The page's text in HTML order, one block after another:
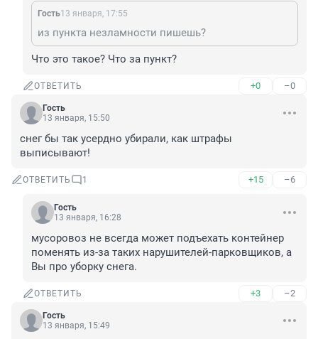
Гость13 января, 17:55
из пункта незламности пишешь?
Что это такое? Что за пункт?
ОТВЕТИТЬ +0 –0
Гость
13 января, 15:50
снег бы так усердно убирали, как штрафы
выписывают!
ОТВЕТИТЬ 1 +15 –6
Гость
13 января, 16:28
мусоровоз не всегда может подъехать контейнер
поменять из-за таких нарушителей-парковщиков, а
Вы про уборку снега.
ОТВЕТИТЬ +3 –2
Гость
13 января, 15:49